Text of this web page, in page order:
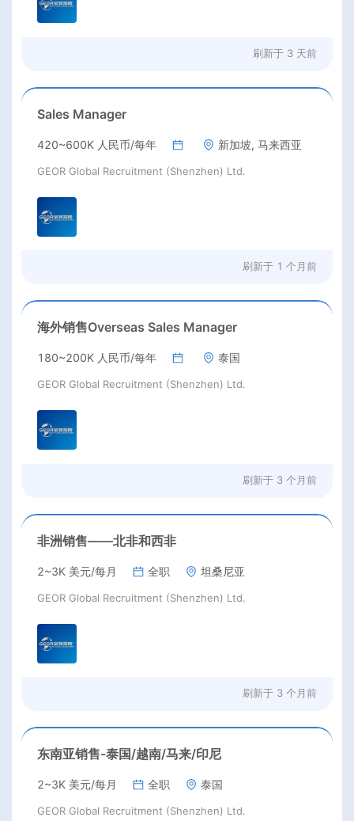
刷新于 3 天前
Sales Manager
420~600K 人民币/每年 新加坡, 马来西亚
GEOR Global Recruitment (Shenzhen) Ltd.
刷新于 1 个月前
海外销售Overseas Sales Manager
180~200K 人民币/每年 泰国
GEOR Global Recruitment (Shenzhen) Ltd.
刷新于 3 个月前
非洲销售——北非和西非
2~3K 美元/每月 全职 坦桑尼亚
GEOR Global Recruitment (Shenzhen) Ltd.
刷新于 3 个月前
东南亚销售-泰国/越南/马来/印尼
2~3K 美元/每月 全职 泰国
GEOR Global Recruitment (Shenzhen) Ltd.